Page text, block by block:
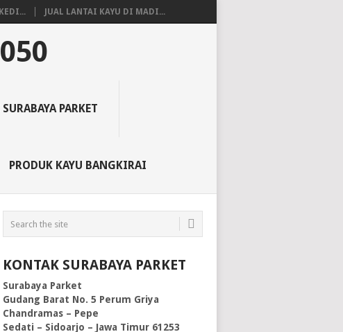
JUAL LANTAI KAYU DI MADI...
PARKET
PRODUK KAYU BANGKIRAI
KONTAK SURABAYA PARKET
Surabaya Parket
Gudang Barat No. 5 Perum Griya
Chandramas – Pepe
Sedati – Sidoarjo – Jawa Timur 61253